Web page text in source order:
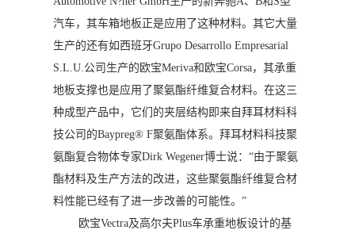
汽车，其车箱地板正是应用了这种材料。其它大量
生产的还有如西班牙Grupo Desarrollo Empresarial
S.L.U.公司生产的欧宝Meriva和欧宝Corsa，其承重
地板支撑也是应用了聚氨酯纤维复合材料。在这三
种成型产品中，它们的夹层结构即来自拜耳材料科
技公司的Baypreg® F聚氨酯体系。拜耳材料科技聚
氨酯复合物体专家Dirk Wegener博士说：“由于聚氨
酯材料及生产方法的改进，这些聚氨酯纤维复合材
料性能已经有了进一步改善的可能性。”
欧宝Vectra及高尔夫Plus车承重地板设计的基